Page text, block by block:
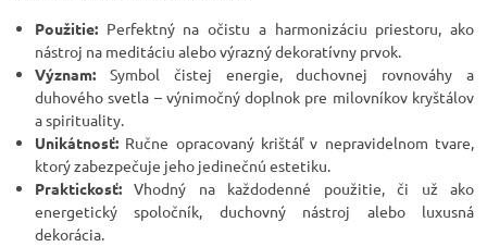
Použitie: Perfektný na očistu a harmonizáciu priestoru, ako
nástroj na meditáciu alebo výrazný dekoratívny prvok.
Význam: Symbol čistej energie, duchovnej rovnováhy a
duhového svetla – výnimočný doplnok pre milovníkov kryštálov
a spirituality.
Unikátnosť: Ručne opracovaný krištáľ v nepravidelnom tvare,
ktorý zabezpečuje jeho jedinečnú estetiku.
Praktickosť: Vhodný na každodenné použitie, či už ako
energetický spoločník, duchovný nástroj alebo luxusná
dekorácia.